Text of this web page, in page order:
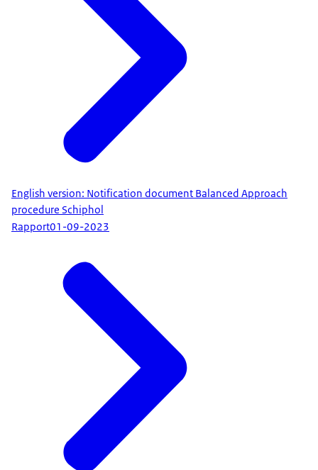
English version: Notification document Balanced Approach
procedure Schiphol
Rapport01-09-2023